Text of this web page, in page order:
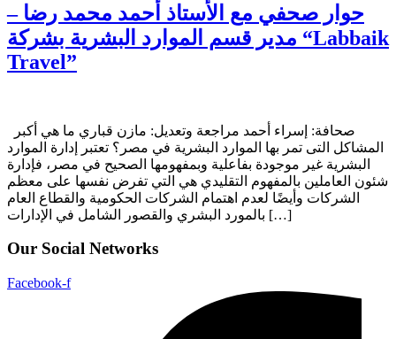
حوار صحفي مع الأستاذ أحمد محمد رضا –
مدير قسم الموارد البشرية بشركة “Labbaik
Travel”
المشاكل التى تمر بها الموارد البشرية في مصر؟ تعتبر إدارة الموارد
البشرية غير موجودة بفاعلية وبمفهومها الصحيح في مصر، فإدارة
شئون العاملين بالمفهوم التقليدي هي التي تفرض نفسها على معظم
الشركات وأيضًا لعدم اهتمام الشركات الحكومية والقطاع العام
بالمورد البشري والقصور الشامل في الإدارات […]
Our Social Networks
Facebook-f